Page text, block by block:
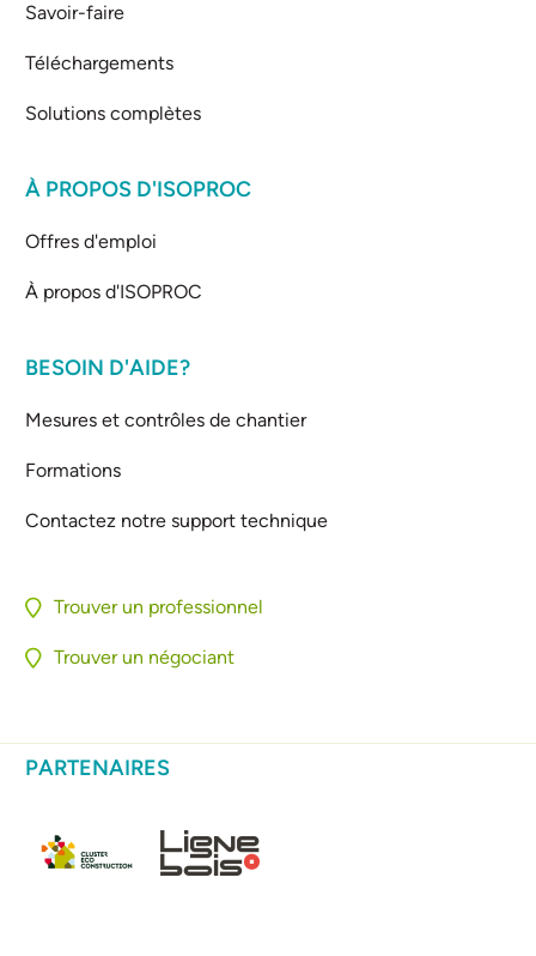
Savoir-faire
Téléchargements
Solutions complètes
À PROPOS D'ISOPROC
Offres d'emploi
À propos d'ISOPROC
BESOIN D'AIDE?
Mesures et contrôles de chantier
Formations
Contactez notre support technique
Trouver un professionnel
Trouver un négociant
PARTENAIRES